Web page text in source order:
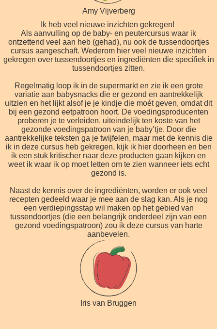
Amy Vijverberg
Ik heb veel nieuwe inzichten gekregen!
Als aanvulling op de baby- en peutercursus waar ik
ontzettend veel aan heb (gehad), nu ook de tussendoortjes
cursus aangeschaft. Wederom hier veel nieuwe inzichten
gekregen over tussendoortjes en ingrediënten die specifiek in
tussendoortjes zitten.
Regelmatig loop ik in de supermarkt en zie ik een grote
variatie aan babysnacks die er gezond en aantrekkelijk
uitzien en het lijkt alsof je je kindje die moét geven, omdat dit
bij een gezond eetpatroon hoort. De voedingsproducenten
proberen je te verleiden, uiteindelijk ten koste van het
gezonde voedingspatroon van je baby’tje. Door die
aantrekkelijke teksten ga je twijfelen, maar met de kennis die
ik in deze cursus heb gekregen, kijk ik hier doorheen en ben
ik een stuk kritischer naar deze producten gaan kijken en
weet ik waar ik op moet letten om te zien wanneer iets echt
gezond is.
Naast de kennis over de ingrediënten, worden er ook veel
recepten gedeeld waar je mee aan de slag kan. Als je nog
een verdiepingsstap wil maken op het gebied van
tussendoortjes (die een belangrijk onderdeel zijn van een
gezond voedingspatroon) zou ik deze cursus van harte
aanbevelen.
Iris van Bruggen